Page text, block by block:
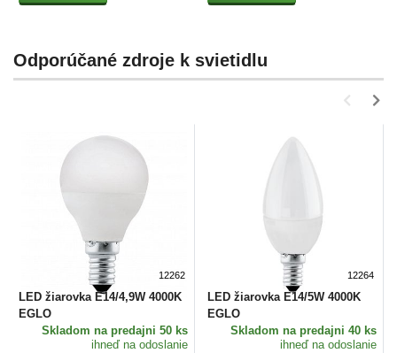
Odporúčané zdroje k svietidlu
12262
LED žiarovka E14/4,9W 4000K
EGLO
Skladom na predajni 50 ks
ihneď na odoslanie
12264
LED žiarovka E14/5W 4000K
EGLO
Skladom na predajni 40 ks
ihneď na odoslanie